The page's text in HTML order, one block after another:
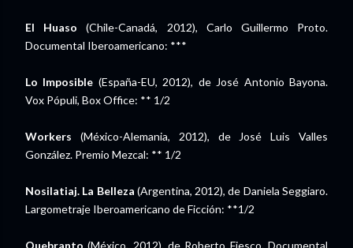
El Huaso (Chile-Canadá, 2012), Carlo Guillermo Proto.
Documental Iberoamericano: ***
Lo Imposible (España-EU, 2012), de José Antonio Bayona.
Vox Pópuli, Box Office: ** 1/2
Workers (México-Alemania, 2012), de José Luis Valles
González. Premio Mezcal: ** 1/2
Nosilatiaj. La Belleza (Argentina, 2012), de Daniela Seggiaro.
Largometraje Iberoamericano de Ficción: **1/2